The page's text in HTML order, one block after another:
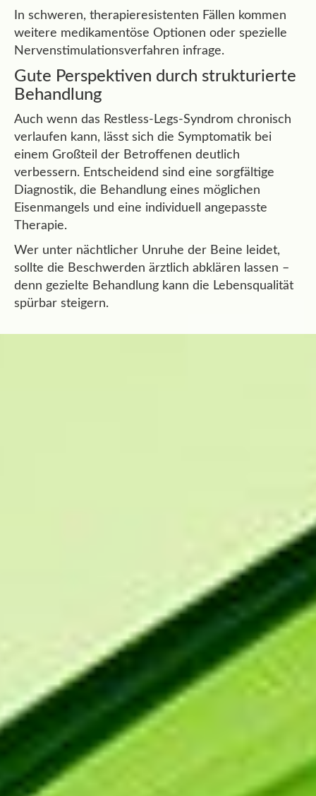
In schweren, therapieresistenten Fällen kommen
weitere medikamentöse Optionen oder spezielle
Nervenstimulationsverfahren infrage.
Gute Perspektiven durch strukturierte
Behandlung
Auch wenn das Restless-Legs-Syndrom chronisch
verlaufen kann, lässt sich die Symptomatik bei
einem Großteil der Betroffenen deutlich
verbessern. Entscheidend sind eine sorgfältige
Diagnostik, die Behandlung eines möglichen
Eisenmangels und eine individuell angepasste
Therapie.
Wer unter nächtlicher Unruhe der Beine leidet,
sollte die Beschwerden ärztlich abklären lassen –
denn gezielte Behandlung kann die Lebensqualität
spürbar steigern.